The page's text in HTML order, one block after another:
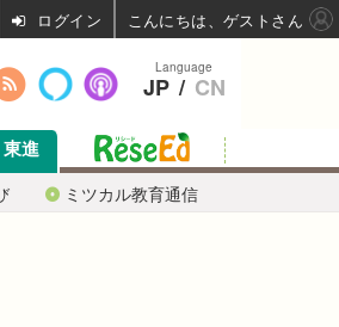
ミツカル教育通信
進
Language
JP / CN
ログイン こんにちは、ゲストさん